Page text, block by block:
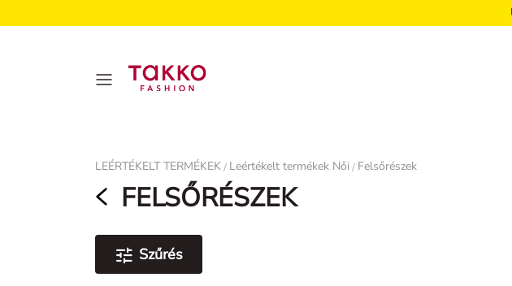
LEÉRTÉKELT TERMÉKEK / Leértékelt termékek Női / Felsőrészek
FELSŐRÉSZEK
Szűrés